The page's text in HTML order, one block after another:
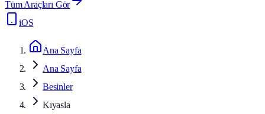
Tüm Araçları Gör
iOS
Ana Sayfa
Ana Sayfa
Besinler
Kıyasla